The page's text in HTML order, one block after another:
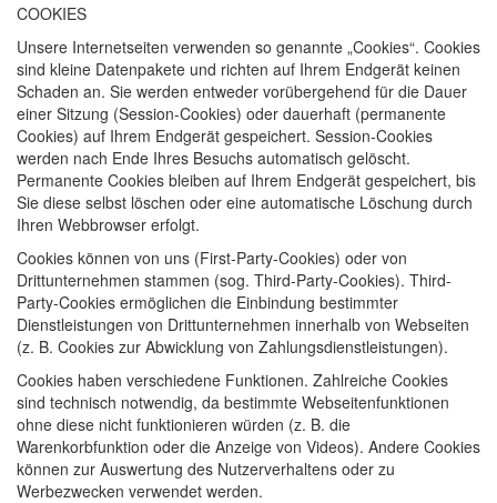
COOKIES
Unsere Internetseiten verwenden so genannte „Cookies“. Cookies
sind kleine Datenpakete und richten auf Ihrem Endgerät keinen
Schaden an. Sie werden entweder vorübergehend für die Dauer
einer Sitzung (Session-Cookies) oder dauerhaft (permanente
Cookies) auf Ihrem Endgerät gespeichert. Session-Cookies
werden nach Ende Ihres Besuchs automatisch gelöscht.
Permanente Cookies bleiben auf Ihrem Endgerät gespeichert, bis
Sie diese selbst löschen oder eine automatische Löschung durch
Ihren Webbrowser erfolgt.
Cookies können von uns (First-Party-Cookies) oder von
Drittunternehmen stammen (sog. Third-Party-Cookies). Third-
Party-Cookies ermöglichen die Einbindung bestimmter
Dienstleistungen von Drittunternehmen innerhalb von Webseiten
(z. B. Cookies zur Abwicklung von Zahlungsdienstleistungen).
Cookies haben verschiedene Funktionen. Zahlreiche Cookies
sind technisch notwendig, da bestimmte Webseitenfunktionen
ohne diese nicht funktionieren würden (z. B. die
Warenkorbfunktion oder die Anzeige von Videos). Andere Cookies
können zur Auswertung des Nutzerverhaltens oder zu
Werbezwecken verwendet werden.